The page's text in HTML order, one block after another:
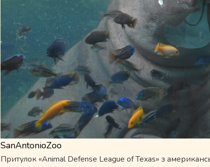
SanAntonioZoo
Притулок «Animal Defense League of Texas» з